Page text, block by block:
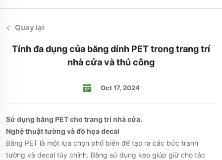
Quay lại
Tính đa dụng của băng dính PET trong trang trí
nhà cửa và thủ công
Oct 17, 2024
Sử dụng băng PET cho trang trí nhà cửa.
Nghệ thuật tường và đồ họa decal
Băng PET là một lựa chọn phổ biến để tạo ra các bức tranh
tường và decal tùy chỉnh. Băng sử dụng keo giúp giữ cho tác